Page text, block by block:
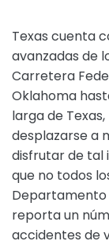
Texas cuenta
avanzadas de
Carretera
Oklahoma
larga de
desplazarse a
disfrutar de tal
que no todos
Departamento
reporta un
accidentes de